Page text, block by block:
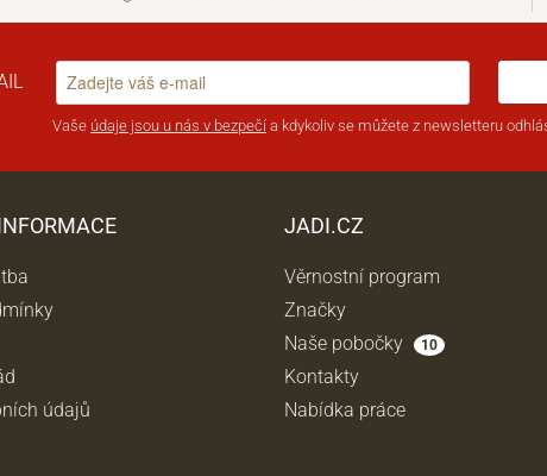
Vaše údaje jsou u nás v bezpečí a kdykoliv se můžete z newsletteru
údajů
JADI.CZ
Věrnostní program
Značky
Naše pobočky
10
Kontakty
Nabídka práce